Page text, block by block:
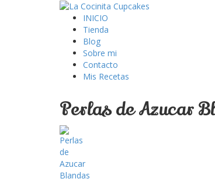
INICIO
Tienda
Blog
Sobre mi
Contacto
Mis Recetas
Perlas de Azucar